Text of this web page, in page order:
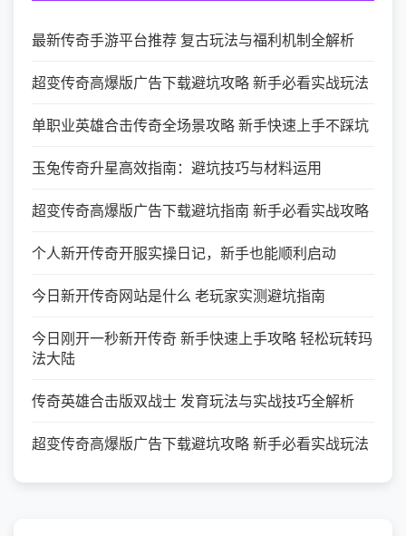
最新传奇手游平台推荐 复古玩法与福利机制全解析
超变传奇高爆版广告下载避坑攻略 新手必看实战玩法
单职业英雄合击传奇全场景攻略 新手快速上手不踩坑
玉兔传奇升星高效指南：避坑技巧与材料运用
超变传奇高爆版广告下载避坑指南 新手必看实战攻略
个人新开传奇开服实操日记，新手也能顺利启动
今日新开传奇网站是什么 老玩家实测避坑指南
今日刚开一秒新开传奇 新手快速上手攻略 轻松玩转玛
法大陆
传奇英雄合击版双战士 发育玩法与实战技巧全解析
超变传奇高爆版广告下载避坑攻略 新手必看实战玩法